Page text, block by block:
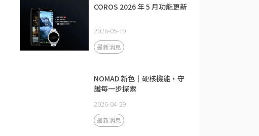
COROS 2026 年 5 月功能更新
2026-05-19
最新消息
NOMAD 新色｜硬核機能，守
護每一步探索
2026-04-29
最新消息